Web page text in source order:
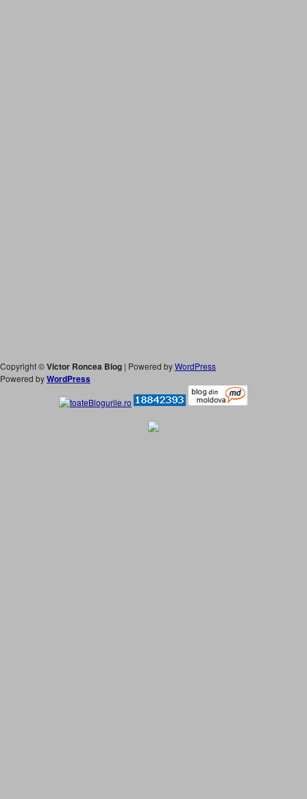
Copyright ©Victor Roncea Blog | Powered byWordPress
Powered byWordPress